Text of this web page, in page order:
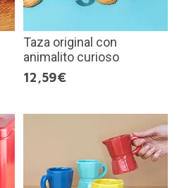
Taza original con
animalito curioso
12,59€